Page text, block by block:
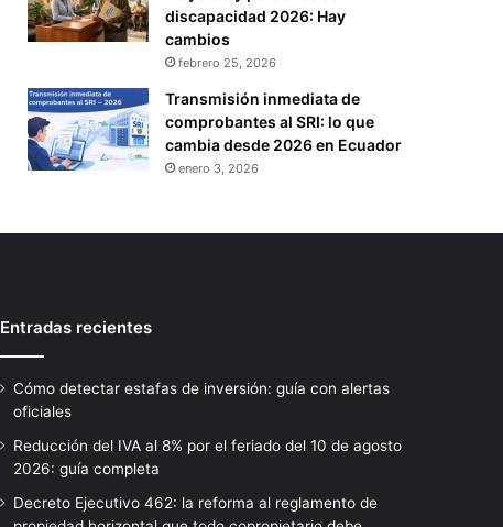
discapacidad 2026: Hay
cambios
febrero 25, 2026
Transmisión inmediata de
comprobantes al SRI: lo que
cambia desde 2026 en Ecuador
enero 3, 2026
Entradas recientes
Cómo detectar estafas de inversión: guía con alertas
oficiales
Reducción del IVA al 8% por el feriado del 10 de agosto
2026: guía completa
Decreto Ejecutivo 462: la reforma al reglamento de